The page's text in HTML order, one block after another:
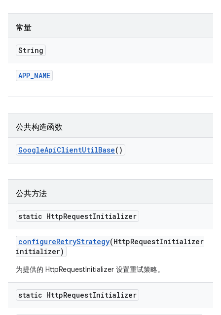
常量
String
APP_NAME
公共构造函数
GoogleApiClientUtilBase()
公共方法
static HttpRequestInitializer
configureRetryStrategy(HttpRequestInitializer
initializer)
为提供的 HttpRequestInitializer 设置重试策略。
static HttpRequestInitializer